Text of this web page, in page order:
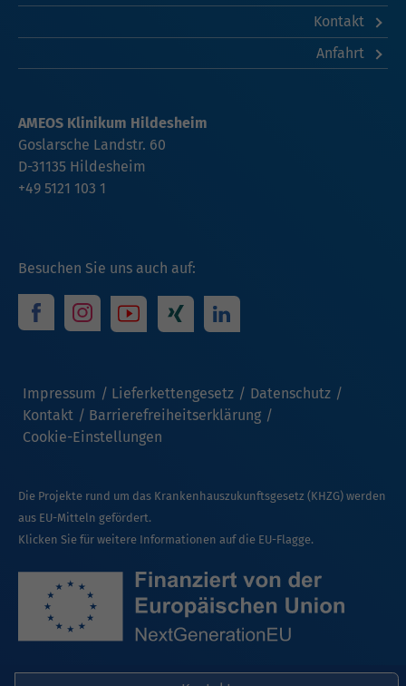
Kontakt
Anfahrt
Besuchen Sie uns auch auf:
Impressum Lieferkettengesetz
Datenschutz
Kontakt
Barrierefreiheitserklärung
Cookie-Einstellungen
AMEOS Klinikum Hildesheim
Goslarsche Landstr. 60
D-31135 Hildesheim
+49 5121 103 1
Die Projekte rund um das Krankenhauszukunftsgesetz (KHZG) werden
aus EU-Mitteln gefördert.
Klicken Sie für weitere Informationen auf die EU-Flagge.